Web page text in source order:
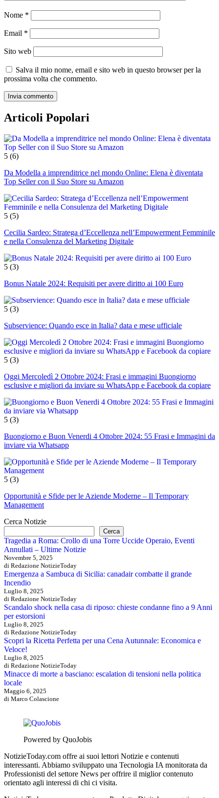
Nome *
Email *
Sito web
Salva il mio nome, email e sito web in questo browser per la
prossima volta che commento.
Articoli Popolari
5 (6)
Da Modella a imprenditrice nel mondo Online: Elena è diventata
Top Seller con il Suo Store su Amazon
5 (5)
Cecilia Sardeo: Stratega d’Eccellenza nell’Empowerment Femminile
e nella Consulenza del Marketing Digitale
5 (3)
Bonus Natale 2024: Requisiti per avere diritto ai 100 Euro
5 (3)
Subservience: Quando esce in Italia? data e mese ufficiale
5 (3)
Oggi Mercoledì 2 Ottobre 2024: Frasi e immagini Buongiorno
esclusive e migliori da inviare su WhatsApp e Facebook da copiare
5 (3)
Buongiorno e Buon Venerdi 4 Ottobre 2024: 55 Frasi e Immagini da
inviare via Whatsapp
5 (3)
Opportunità e Sfide per le Aziende Moderne – Il Temporary
Management
Cerca Notizie
Cerca
Tragedia a Roma: Crollo di una Torre Uccide Operaio, Eventi
Annullati – Ultime Notizie
Novembre 5, 2025
di Redazione NotizieToday
Emergenza a Sambuca di Sicilia: canadair combatte il grande
Incendio
Luglio 8, 2025
di Redazione NotizieToday
Scandalo shock nella casa di riposo: chieste condanne fino a 9 Anni
per estorsioni
Luglio 8, 2025
di Redazione NotizieToday
Scopri la Ricetta Perfetta per una Cena Autunnale: Economica e
Veloce!
Luglio 8, 2025
di Redazione NotizieToday
Minacce di morte a basciano: escalation di tensioni nella politica
locale
Maggio 6, 2025
di Marco Colascione
Powered by QuoJobis
NotizieToday.com offre ai suoi lettori Notizie e contenuti
interessanti. Abbiamo sviluppato una Tecnologia IA monitorata da
Professionisti del settore News per offrire il miglior contenuto
orientato agli interessi di chi ci visita.